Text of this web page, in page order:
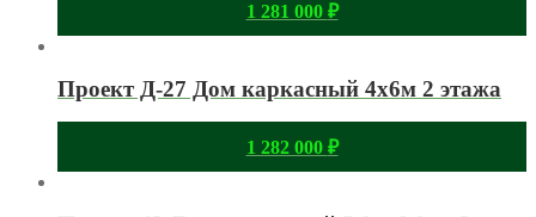
1 281 000 ₽
Проект Д-27 Дом каркасный 4х6м 2 этажа
1 282 000 ₽